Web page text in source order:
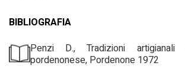
BIBLIOGRAFIA
Penzi D., Tradizioni artigianali
pordenonese, Pordenone 1972